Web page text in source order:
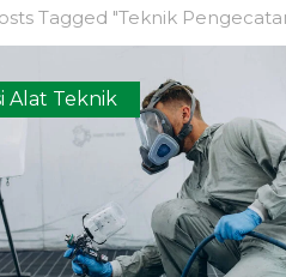
Tagged "Teknik
Alat Teknik